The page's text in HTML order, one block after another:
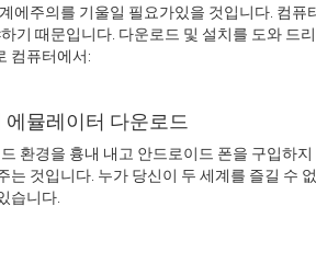
에주의를 기울일 필요가있을 것입니다. 컴퓨
기 때문입니다. 다운로드 및 설치를 도와 드
컴퓨터에서:
뮬레이터 다운로드
환경을 흉내 내고 안드로이드 폰을 구입하
것입니다. 누가 당신이 두 세계를 즐길 수